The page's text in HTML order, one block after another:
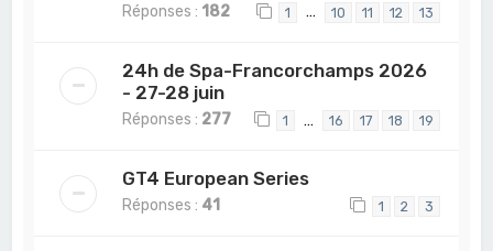
Réponses : 182 1 … 10 11 12 13
24h de Spa-Francorchamps 2026
- 27-28 juin
Réponses : 277 1 … 16 17 18 19
GT4 European Series
Réponses : 41 1 2 3